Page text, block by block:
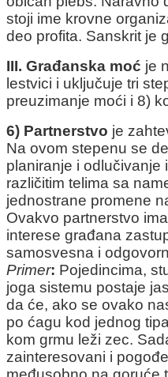
stoji ime krovne
deo profita. Sanskrit je
III. Građanska moć je
lestvici i uključuje tri
preuzimanje moći i 8)
6) Partnerstvo je
Na ovom stepenu se
planiranje i odlučivanje
različitim telima sa
jednostrane promene
Ovakvo partnerstvo
interese građana
samosvesna i
Primer: Pojedincima,
joga sistemu postaje
da će, ako se ovako
po ćagu kod jednog
kom grmu leži zec.
zainteresovani i